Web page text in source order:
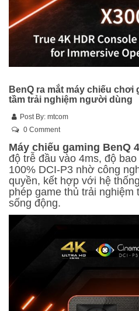
BenQ ra mắt máy chiếu chơi
tầm trải nghiệm người dùng
Post By: mtcom
0 Comment
Máy chiếu gaming BenQ
độ trễ đầu vào 4ms, độ
100% DCI-P3 nhờ công
quyền, kết hợp với hệ
phép game thủ trải
sống động.